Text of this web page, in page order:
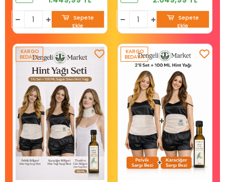
Kullanım
Sepete
Ekle
HEXANSIZ HİNT YAĞI
Sepete
Ekle
KARGO
BEDAVA
KARGO
BEDAVA